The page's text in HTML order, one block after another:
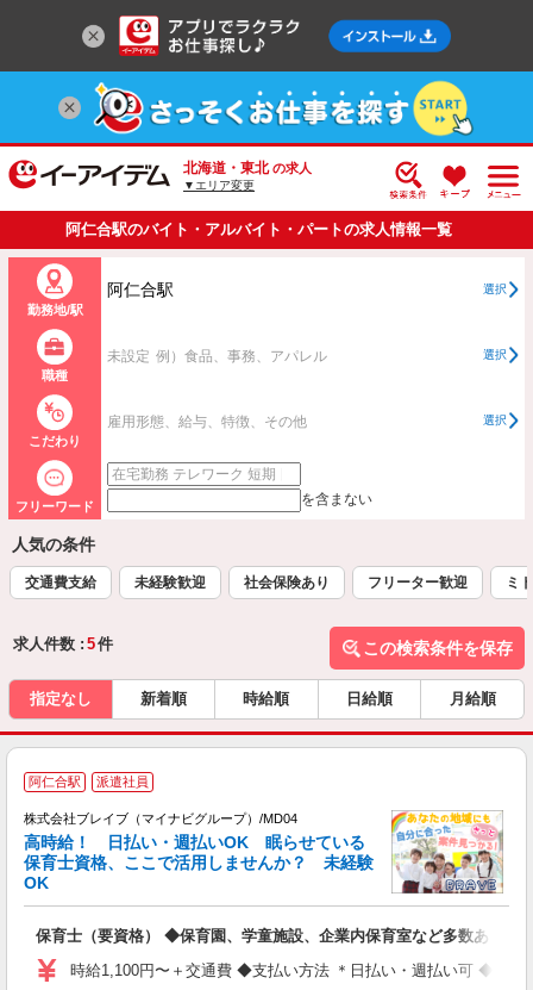
北海道・東北 の求人
▼エリア変更
阿仁合駅のバイト・アルバイト・パートの求人情報一覧
勤務地/駅
阿仁合駅 選択
職種
未設定 例）食品、事務、アパレル 選択
こだわり
雇用形態、給与、特徴、その他 選択
フリーワード を含まない
人気の条件
交通費支給 未経験歓迎 社会保険あり フリーター歓迎 ミ
求人件数 : 5件 この検索条件を保存
指定なし 新着順 時給順 日給順 月給順
阿仁合駅 派遣社員
株式会社ブレイブ（マイナビグループ）/MD04
高時給！ 日払い・週払いOK 眠らせている
保育士資格、ここで活用しませんか？ 未経験
OK
保育士（要資格） ◆保育園、学童施設、企業内保育室など多数あり
時給1,100円〜＋交通費 ◆支払い方法 ＊日払い・週払い可 ◆交